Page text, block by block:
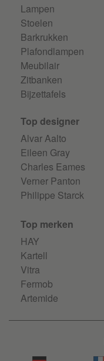
Lampen
Stoelen
Barkrukken
Plafondlampen
Meubilair
Zitbanken
Bijzettafels
Top designer
Alvar Aalto
Eileen Gray
Charles Eames
Verner Panton
Philippe Starck
Top merken
HAY
Kartell
Vitra
Fermob
Artemide